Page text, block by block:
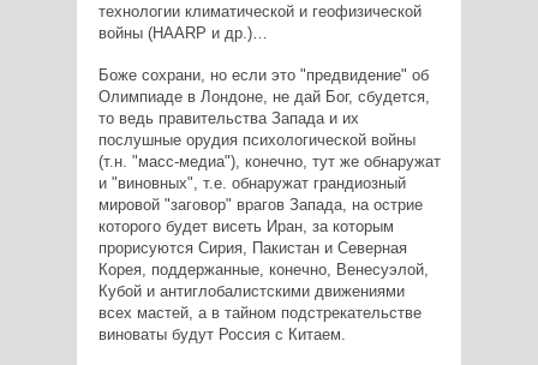
технологии климатической и геофизической
войны (HAARP и др.)…
Боже сохрани, но если это "предвидение" об
Олимпиаде в Лондоне, не дай Бог, сбудется,
то ведь правительства Запада и их
послушные орудия психологической войны
(т.н. "масс-медиа"), конечно, тут же обнаружат
и "виновных", т.е. обнаружат грандиозный
мировой "заговор" врагов Запада, на острие
которого будет висеть Иран, за которым
прорисуются Сирия, Пакистан и Северная
Корея, поддержанные, конечно, Венесуэлой,
Кубой и антиглобалистскими движениями
всех мастей, а в тайном подстрекательстве
виноваты будут Россия с Китаем.